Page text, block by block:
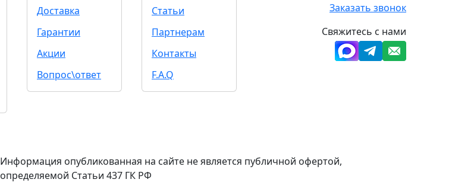
Доставка
Гарантии
Акции
Вопрос\ответ
Статьи
Партнерам
Контакты
F.A.Q
Заказать звонок
Свяжитесь с нами
Информация опубликованная на сайте не является публичной офертой,
определяемой Статьи 437 ГК РФ